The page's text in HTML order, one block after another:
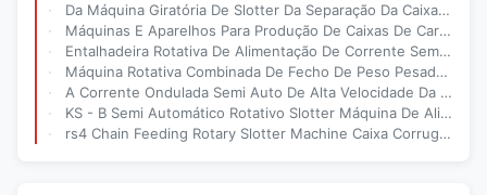
Da Máquina Giratória De Slotter Da Separação Da Caixa Do Cartão rs4 Alimentação Manual
Máquinas E Aparelhos Para Produção De Caixas De Cartão
Entalhadeira Rotativa De Alimentação De Corrente Semiautomática 2 Facas 4 Vincos
Máquina Rotativa Combinada De Fecho De Peso Pesado Com Caixa De Pizza Creaser Caixa De Fruta
A Corrente Ondulada Semi Auto De Alta Velocidade Da Máquina De Entalho Alimenta Elétrico Conduzido
KS - B Semi Automático Rotativo Slotter Máquina De Alimentação De Cadeia 1800mm
rs4 Chain Feeding Rotary Slotter Machine Caixa Corrugada De Embalagem Branco